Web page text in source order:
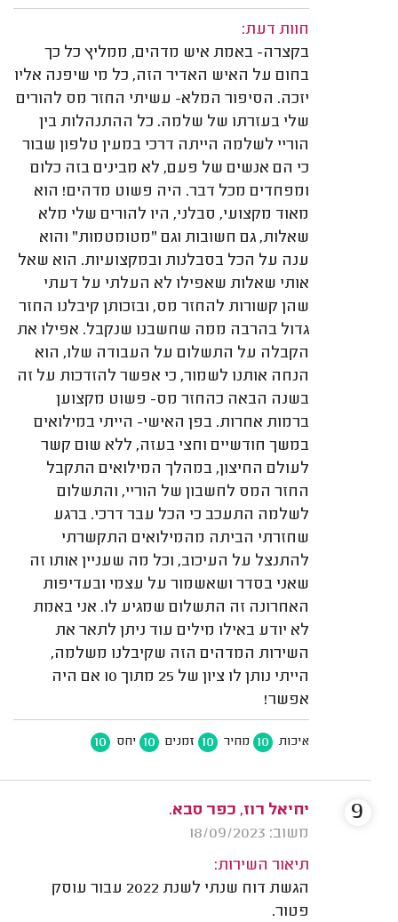
חוות דעת:
בקצרה- באמת איש מדהים, ממליץ כל כך
בחום על האיש האדיר הזה, כל מי שיפנה אליו
יזכה. הסיפור המלא- עשיתי החזר מס להורים
שלי בעזרתו של שלמה. כל ההתנהלות בין
הוריי לשלמה הייתה דרכי במעין טלפון שבור
כי הם אנשים של פעם, לא מבינים בזה כלום
ומפחדים מכל דבר. היה פשוט מדהים! הוא
מאוד מקצועי, סבלני, היו להורים שלי מלא
שאלות, גם חשובות וגם "מטומטמות" והוא
ענה על הכל בסבלנות ובמקצועיות. הוא שאל
אותי שאלות שאפילו לא העלתי על דעתי
שהן קשורות להחזר מס, ובזכותן קיבלנו החזר
גדול בהרבה ממה שחשבנו שנקבל. אפילו את
הקבלה על התשלום על העבודה שלו, הוא
הנחה אותנו לשמור, כי אפשר להזדכות על זה
בשנה הבאה כהחזר מס- פשוט מקצוען
ברמות אחרות. בפן האישי- הייתי במילואים
במשך חודשיים וחצי בעזה, ללא שום קשר
לעולם החיצון, במהלך המילואים התקבל
החזר המס לחשבון של הוריי, והתשלום
לשלמה התעכב כי הכל עבר דרכי. ברגע
שחזרתי הביתה מהמילואים התקשרתי
להתנצל על העיכוב, וכל מה שעניין אותו זה
שאני בסדר ושאשמור על עצמי ובעדיפות
האחרונה זה התשלום שמגיע לו. אני באמת
לא יודע באילו מילים עוד ניתן לתאר את
השירות המדהים הזה שקיבלנו משלמה,
הייתי נותן לו ציון של 25 מתוך 10 אם היה
אפשר!
איכות 10 מחיר 10 זמנים 10 יחס 10
יחיאל רוז, כפר סבא.
משוב: 18/09/2023
תיאור השירות:
הגשת דוח שנתי לשנת 2022 עבור עוסק
פטור.
9